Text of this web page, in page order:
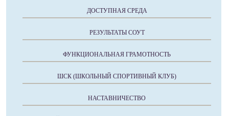
ДОСТУПНАЯ СРЕДА
РЕЗУЛЬТАТЫ СОУТ
ФУНКЦИОНАЛЬНАЯ ГРАМОТНОСТЬ
ШСК (ШКОЛЬНЫЙ СПОРТИВНЫЙ КЛУБ)
НАСТАВНИЧЕСТВО